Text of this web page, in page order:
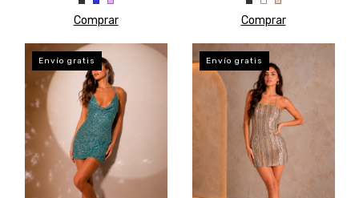
Comprar Comprar
Envío gratis Envío gratis